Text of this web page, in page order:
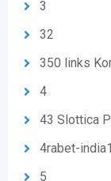
3
32
350 links
4
43 Slottica
4rabet-
5